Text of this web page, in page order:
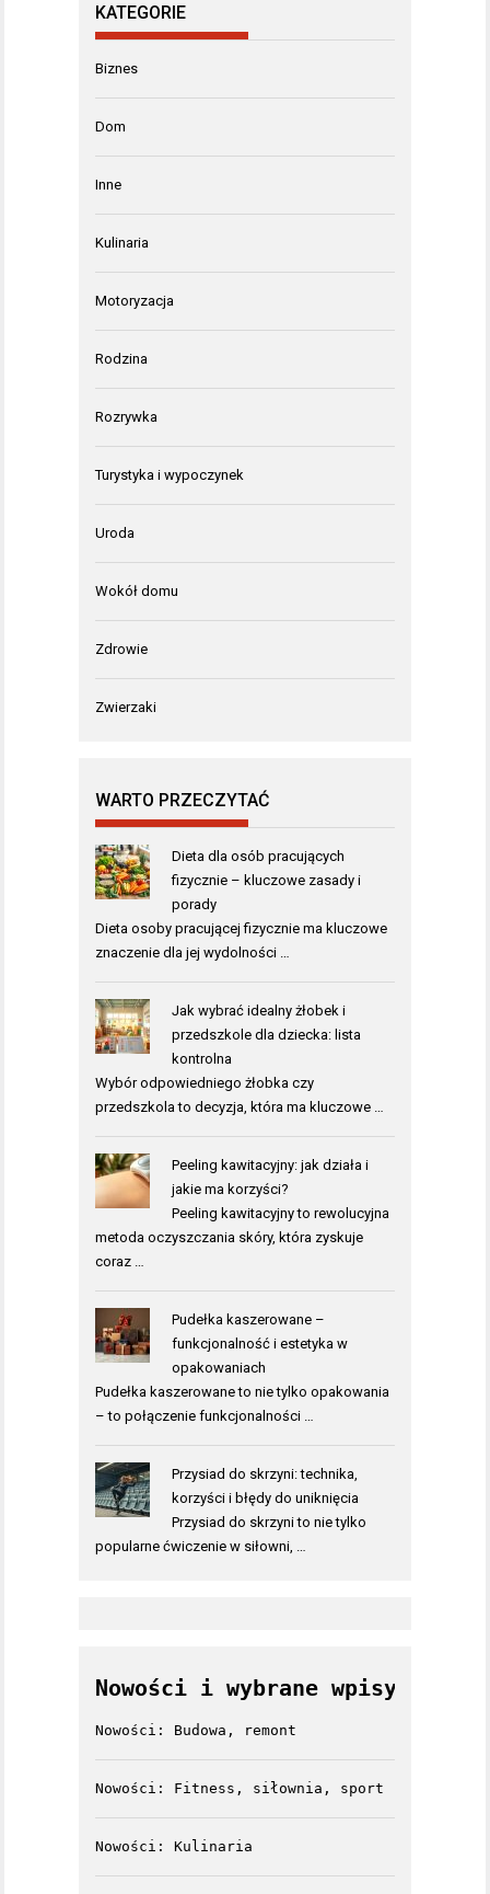
KATEGORIE
Biznes
Dom
Inne
Kulinaria
Motoryzacja
Rodzina
Rozrywka
Turystyka i wypoczynek
Uroda
Wokół domu
Zdrowie
Zwierzaki
WARTO PRZECZYTAĆ
Dieta dla osób pracujących
fizycznie – kluczowe zasady i
porady
Dieta osoby pracującej fizycznie ma kluczowe
znaczenie dla jej wydolności …
Jak wybrać idealny żłobek i
przedszkole dla dziecka: lista
kontrolna
Wybór odpowiedniego żłobka czy
przedszkola to decyzja, która ma kluczowe …
Peeling kawitacyjny: jak działa i
jakie ma korzyści?
Peeling kawitacyjny to rewolucyjna
metoda oczyszczania skóry, która zyskuje
coraz …
Pudełka kaszerowane –
funkcjonalność i estetyka w
opakowaniach
Pudełka kaszerowane to nie tylko opakowania
– to połączenie funkcjonalności …
Przysiad do skrzyni: technika,
korzyści i błędy do uniknięcia
Przysiad do skrzyni to nie tylko
popularne ćwiczenie w siłowni, …
Nowości i wybrane wpisy
Nowości: Budowa, remont
Nowości: Fitness, siłownia, sport
Nowości: Kulinaria